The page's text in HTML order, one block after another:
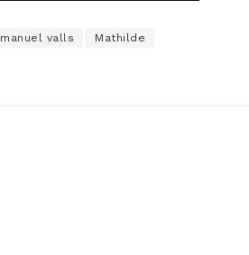
manuel valls Mathilde